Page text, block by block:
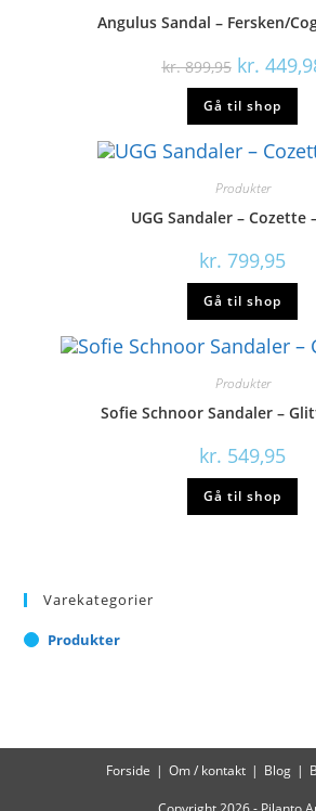
Angulus Sandal – Fersken/
kr.899,95 Den
pris
var:
kr. 899,95.
kr.
Gå til shop
Produkter
UGG Sandaler – Cozette
kr. 799,95
Gå til shop
Produkter
Sofie Schnoor Sandaler –
kr. 549,95
Gå til shop
Varekategorier
Produkter
Forside Om / kontakt Blog